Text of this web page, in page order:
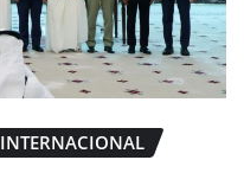
INTERNACIONAL